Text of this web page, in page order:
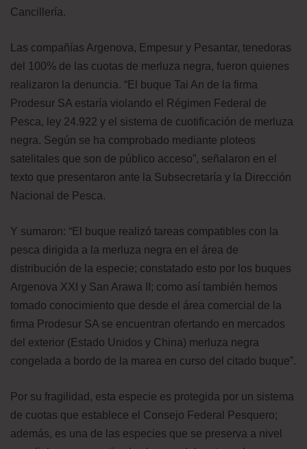
Cancillería.
Las compañías Argenova, Empesur y Pesantar, tenedoras
del 100% de las cuotas de merluza negra, fueron quienes
realizaron la denuncia. “El buque Tai An de la firma
Prodesur SA estaría violando el Régimen Federal de
Pesca, ley 24.922 y el sistema de cuotificación de merluza
negra. Según se ha comprobado mediante ploteos
satelitales que son de público acceso”, señalaron en el
texto que presentaron ante la Subsecretaría y la Dirección
Nacional de Pesca.
Y sumaron: “El buque realizó tareas compatibles con la
pesca dirigida a la merluza negra en el área de
distribución de la especie; constatado esto por los buques
Argenova XXI y San Arawa II; como así también hemos
tomado conocimiento que desde el área comercial de la
firma Prodesur SA se encuentran ofertando en mercados
del exterior (Estado Unidos y China) merluza negra
congelada a bordo de la marea en curso del citado buque”.
Por su fragilidad, esta especie es protegida por un sistema
de cuotas que establece el Consejo Federal Pesquero;
además, es una de las especies que se preserva a nivel